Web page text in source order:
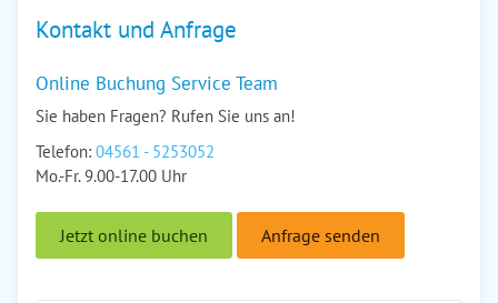
Kontakt und Anfrage
Online Buchung Service Team
Sie haben Fragen? Rufen Sie uns an!
Telefon: 04561 - 5253052
Mo.-Fr. 9.00-17.00 Uhr
Jetzt online buchen Anfrage senden